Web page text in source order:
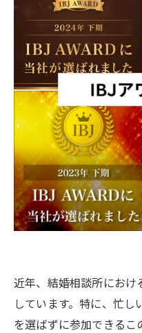
近年、結婚相談所にお
しています。特に、忙
を選ばずに参加できる